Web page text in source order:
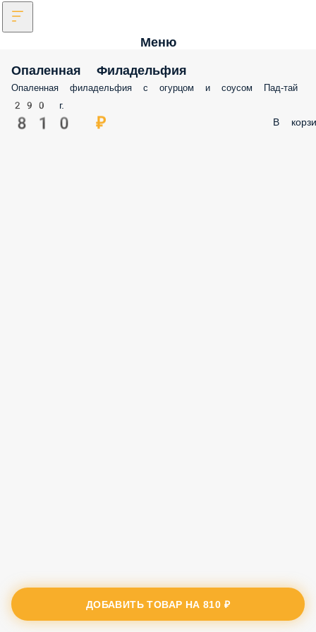
Меню
Опаленная Филадельфия
Опаленная филадельфия с огурцом и соусом Пад-тай
290 г.
810 ₽ В
ДОБАВИТЬ ТОВАР НА810 ₽